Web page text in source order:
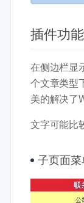
WP新闻
插件功能
在侧边栏显
个文章类型
美的解决了
文字可能比
子页面菜